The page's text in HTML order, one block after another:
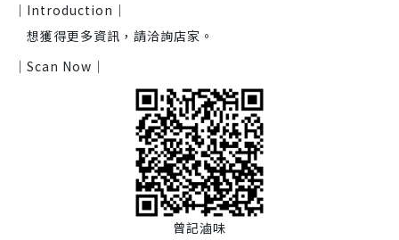
｜Introduction｜
想獲得更多資訊，請洽詢店家。
｜Scan Now｜
曾記滷味